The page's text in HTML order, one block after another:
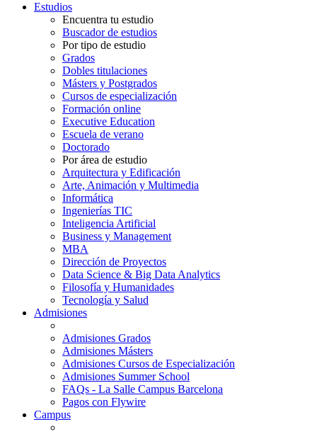
Estudios
Encuentra tu estudio
Buscador de estudios
Por tipo de estudio
Grados
Dobles titulaciones
Másters y Postgrados
Cursos de especialización
Formación online
Executive Education
Escuela de verano
Doctorado
Por área de estudio
Arquitectura y Edificación
Arte, Animación y Multimedia
Informática
Ingenierías TIC
Inteligencia Artificial
Business y Management
MBA
Dirección de Proyectos
Data Science & Big Data Analytics
Filosofía y Humanidades
Tecnología y Salud
Admisiones
Admisiones Grados
Admisiones Másters
Admisiones Cursos de Especialización
Admisiones Summer School
FAQs - La Salle Campus Barcelona
Pagos con Flywire
Campus